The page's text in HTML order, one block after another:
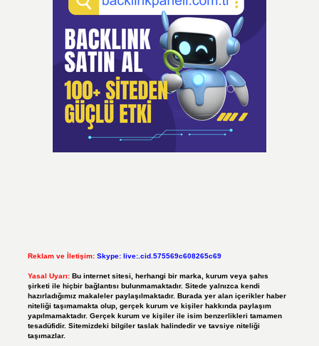
Reklam ve İletişim: Skype: live:.cid.575569c608265c69
Yasal Uyarı: Bu internet sitesi, herhangi bir marka, kurum veya şahıs
şirketi ile hiçbir bağlantısı bulunmamaktadır. Sitede yalnızca kendi
hazırladığımız makaleler paylaşılmaktadır. Burada yer alan içerikler haber
niteliği taşımamakta olup, gerçek kurum ve kişiler hakkında paylaşım
yapılmamaktadır. Gerçek kurum ve kişiler ile isim benzerlikleri tamamen
tesadüfidir. Sitemizdeki bilgiler taslak halindedir ve tavsiye niteliği
taşımazlar.